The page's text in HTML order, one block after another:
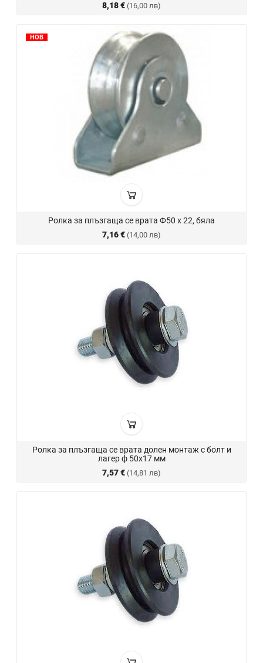
8,18 € (16,00 лв)
НОВ
Ролка за плъзгаща се врата Ф50 х 22, бяла
7,16 € (14,00 лв)
Ролка за плъзгаща се врата долен монтаж с болт и
лагер ф 50x17 мм
7,57 € (14,81 лв)